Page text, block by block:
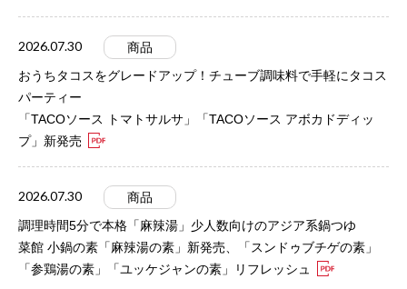
2026.07.30
商品
おうちタコスをグレードアップ！チューブ調味料で手軽にタコス
パーティー
「TACOソース トマトサルサ」「TACOソース アボカドディッ
プ」新発売
2026.07.30
商品
調理時間5分で本格「麻辣湯」少人数向けのアジア系鍋つゆ
菜館 小鍋の素「麻辣湯の素」新発売、「スンドゥブチゲの素」
「参鶏湯の素」「ユッケジャンの素」リフレッシュ